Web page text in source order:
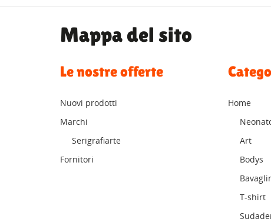
Mappa del sito
Le nostre offerte
Nuovi prodotti
Marchi
Serigrafiarte
Fornitori
Home
Art
Bodys
T-shirt